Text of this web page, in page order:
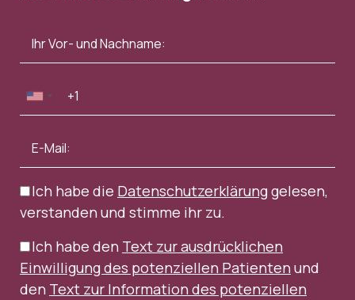
Ich habe die Datenschutzerklärunggelesen,
verstanden und stimme ihr zu.
Ich habe den Text zur ausdrücklichen
Einwilligung des potenziellen Patienten und
den Text zur Information des potenziellen